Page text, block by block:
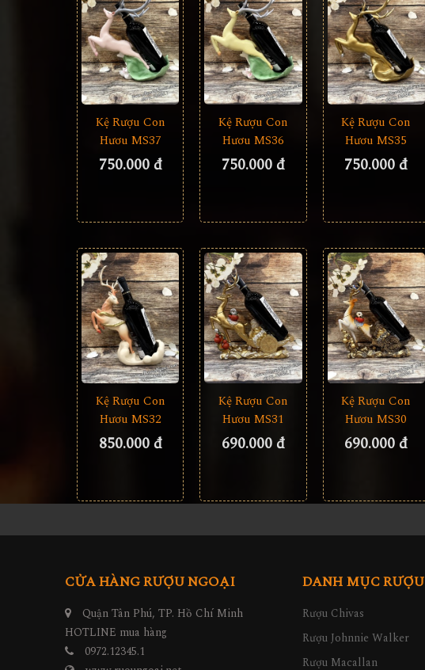
Kệ Rượu Con
Hươu MS37
750.000 đ
Kệ Rượu Con
Hươu MS36
750.000 đ
Kệ Rượu Con
Hươu MS35
750.000 đ
Kệ Rượu Con
Hươu MS32
850.000 đ
Kệ Rượu Con
Hươu MS31
690.000 đ
Kệ Rượu Con
Hươu MS30
690.000 đ
CỬA HÀNG RƯỢU NGOẠI
Quận Tân Phú, TP. Hồ Chí Minh
HOTLINE mua hàng
0972.12345.1
DANH MỤC RƯỢU
Rượu Chivas
Rượu Johnnie Walker
Rượu Macallan